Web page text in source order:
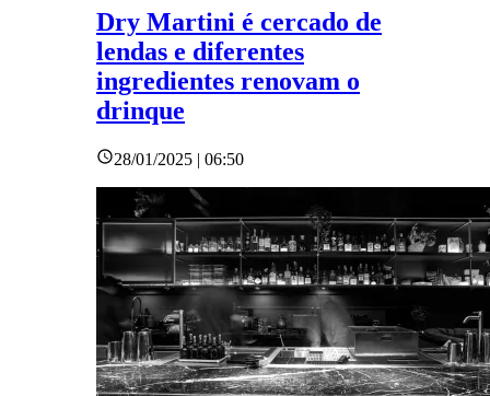
Dry Martini é cercado de
lendas e diferentes
ingredientes renovam o
drinque
28/01/2025 | 06:50